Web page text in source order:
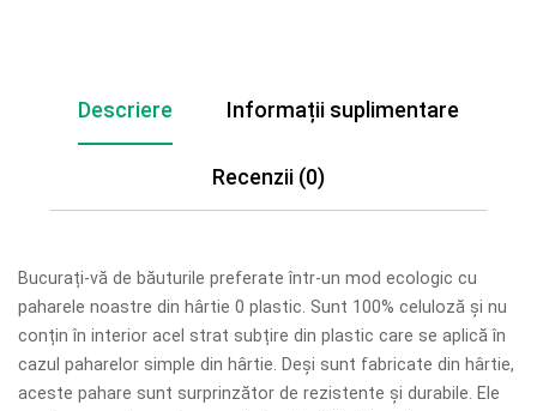
Descriere Informații suplimentare
Recenzii (0)
Bucurați-vă de băuturile preferate într-un mod ecologic cu
paharele noastre din hârtie 0 plastic. Sunt 100% celuloză și nu
conțin în interior acel strat subțire din plastic care se aplică în
cazul paharelor simple din hârtie. Deși sunt fabricate din hârtie,
aceste pahare sunt surprinzător de rezistente și durabile. Ele